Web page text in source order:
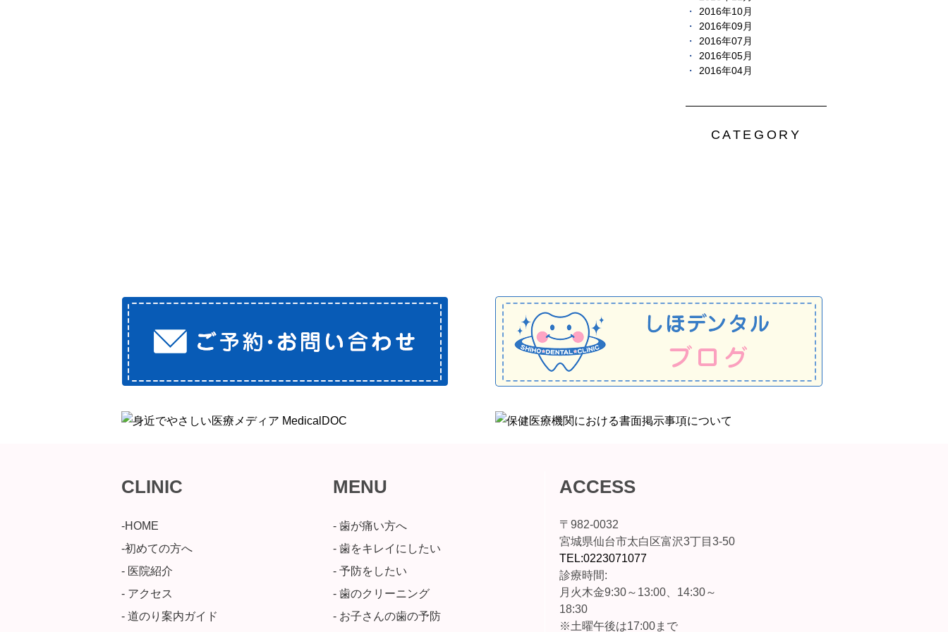
2016年10月
2016年09月
2016年07月
2016年05月
2016年04月
CATEGORY
CLINIC
-HOME
-初めての方へ
- 医院紹介
- アクセス
- 道のり案内ガイド
MENU
- 歯が痛い方へ
- 歯をキレイにしたい
- 予防をしたい
- 歯のクリーニング
- お子さんの歯の予防
ACCESS
〒982-0032
宮城県仙台市太白区富沢3丁目3-50
TEL:0223071077
診療時間:
月火木金9:30～13:00、14:30～
18:30
※土曜午後は17:00まで